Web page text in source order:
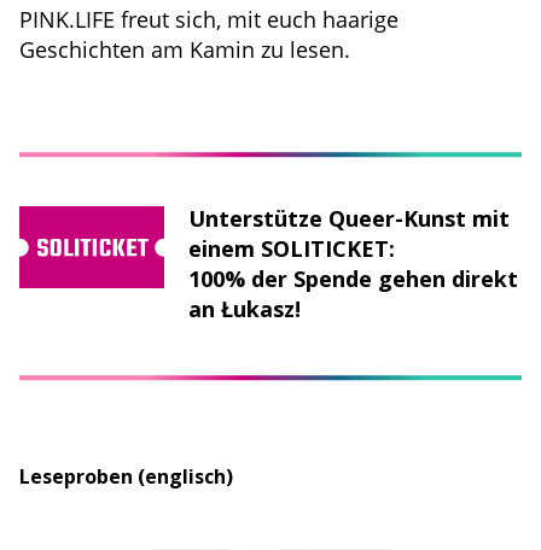
PINK.LIFE freut sich, mit euch haarige
Geschichten am Kamin zu lesen.
Unterstütze Queer-Kunst mit
einem SOLITICKET:
100% der Spende gehen direkt
an Łukasz!
Leseproben (englisch)